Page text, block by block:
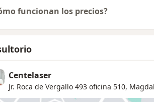
funcionan los precios?
Centelaser
Jr. Roca de Vergallo 493 oficina 510,